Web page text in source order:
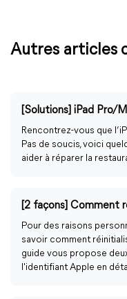
Autres articles
Rencontrez-vous que
Pas de soucis, voici
aider à réparer la
Pour des raisons
savoir comment
guide vous propose
l'identifiant Apple en